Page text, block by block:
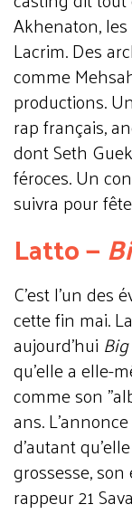
Akhenaton, les
Lacrim. Des
comme
productions.
rap français,
dont Seth
féroces. Un
suivra pour
Latto —
C'est l'un des
cette fin mai.
aujourd'hui
qu'elle a elle-
comme son
ans.
d'autant
grossesse,
rappeur 21